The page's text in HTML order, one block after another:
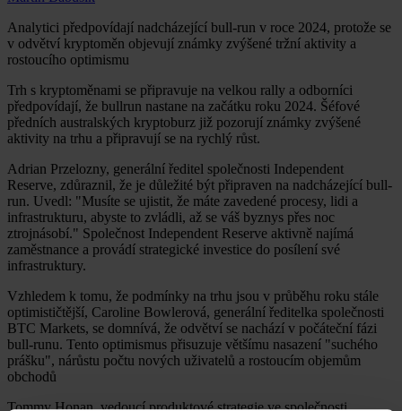
Analytici předpovídají nadcházející bull-run v roce 2024, protože se
v odvětví kryptoměn objevují známky zvýšené tržní aktivity a
rostoucího optimismu
Trh s kryptoměnami se připravuje na velkou rally a odborníci
předpovídají, že bullrun nastane na začátku roku 2024. Šéfové
předních australských kryptoburz již pozorují známky zvýšené
aktivity na trhu a připravují se na rychlý růst.
Adrian Przelozny, generální ředitel společnosti Independent
Reserve, zdůraznil, že je důležité být připraven na nadcházející bull-
run. Uvedl: "Musíte se ujistit, že máte zavedené procesy, lidi a
infrastrukturu, abyste to zvládli, až se váš byznys přes noc
ztrojnásobí." Společnost Independent Reserve aktivně najímá
zaměstnance a provádí strategické investice do posílení své
infrastruktury.
Vzhledem k tomu, že podmínky na trhu jsou v průběhu roku stále
optimističtější, Caroline Bowlerová, generální ředitelka společnosti
BTC Markets, se domnívá, že odvětví se nachází v počáteční fázi
bull-runu. Tento optimismus přisuzuje většímu nasazení "suchého
prášku", nárůstu počtu nových uživatelů a rostoucím objemům
obchodů
Tommy Honan, vedoucí produktové strategie ve společnosti